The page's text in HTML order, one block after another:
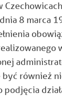
8 marca
również
podjęcia